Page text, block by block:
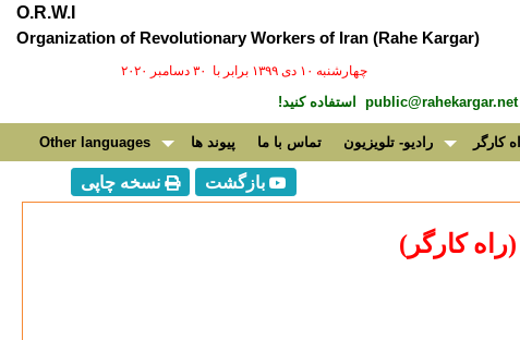
O.R.W.I
Organization of Revolutionary Workers of Iran (Rahe Kargar)
چهارشنبه ۱۰ دی ۱۳۹۹ برابر با ۳۰ دسامبر ۲۰۲۰
public@rahekargar.net استفاده کنید!
کارگر رادیو- تلویزیون تماس با ما پیوند ها Other languages
بازگشت نسخه چاپی
کارگر)